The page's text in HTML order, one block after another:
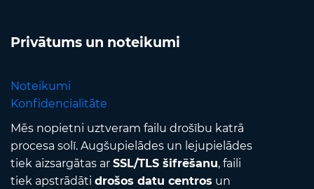
Privātums un noteikumi
Noteikumi
Konfidencialitāte
Mēs nopietni uztveram failu drošību katrā
procesa solī. Augšupielādes un lejupielādes
tiek aizsargātas ar SSL/TLS šifrēšanu, faili
tiek apstrādāti drošos datu centros un